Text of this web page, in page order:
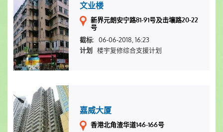
文业楼
新界元朗安宁路81-91号及击壤路20-22
号
截标: 06-06-2018, 16:23
计划 楼宇复修综合支援计划
嘉威大厦
香港北角渣华道146-166号